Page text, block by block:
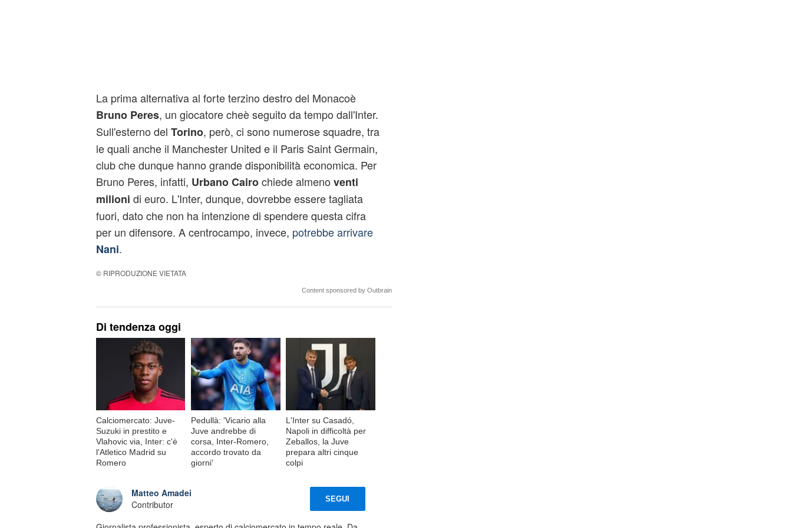
La prima alternativa al forte terzino destro del Monacoè
Bruno Peres, un giocatore cheè seguito da tempo dall'Inter.
Sull'esterno del Torino, però, ci sono numerose squadre, tra
le quali anche il Manchester United e il Paris Saint Germain,
club che dunque hanno grande disponibilità economica. Per
Bruno Peres, infatti, Urbano Cairochiede almeno venti
milioni di euro. L'Inter, dunque, dovrebbe essere tagliata
fuori, dato che non ha intenzione di spendere questa cifra
per un difensore. A centrocampo, invece, potrebbe arrivare
Nani.
© RIPRODUZIONE VIETATA
Content sponsored by Outbrain
Di tendenza oggi
Calciomercato: Juve-
Suzuki in prestito e
Vlahovic via, Inter: c'è
l'Atletico Madrid su
Romero
Pedullà: 'Vicario alla
Juve andrebbe di
corsa, Inter-Romero,
accordo trovato da
giorni'
L'Inter su Casadó,
Napoli in difficoltà per
Zeballos, la Juve
prepara altri cinque
colpi
Matteo Amadei
Contributor
SEGUI